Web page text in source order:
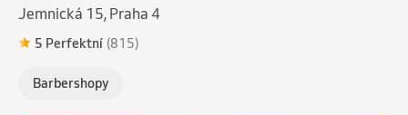
Jemnická 15, Praha 4
5 Perfektní (815)
Barbershopy